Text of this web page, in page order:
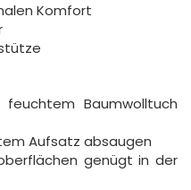
Komfort
Baumwolltuch
Aufsatz absaugen
genügt in der